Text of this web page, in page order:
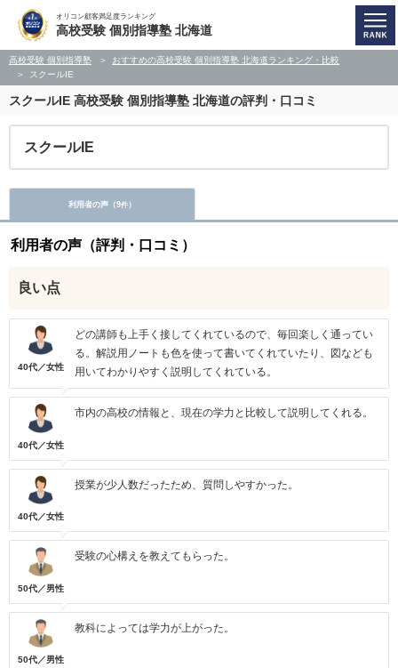
オリコン顧客満足度ランキング
高校受験 個別指導塾 北海道
高校受験 個別指導塾
おすすめの高校受験 個別指導塾 北海道ランキング・比較
スクールIE
スクールIE 高校受験 個別指導塾 北海道の評判・口コミ
スクールIE
利用者の声（9件）
利用者の声（評判・口コミ）
良い点
40代／女性
どの講師も上手く接してくれているので、毎回楽しく通ってい
る。解説用ノートも色を使って書いてくれていたり、図なども
用いてわかりやすく説明してくれている。
40代／女性
市内の高校の情報と、現在の学力と比較して説明してくれる。
40代／女性
授業が少人数だったため、質問しやすかった。
50代／男性
受験の心構えを教えてもらった。
50代／男性
教科によっては学力が上がった。